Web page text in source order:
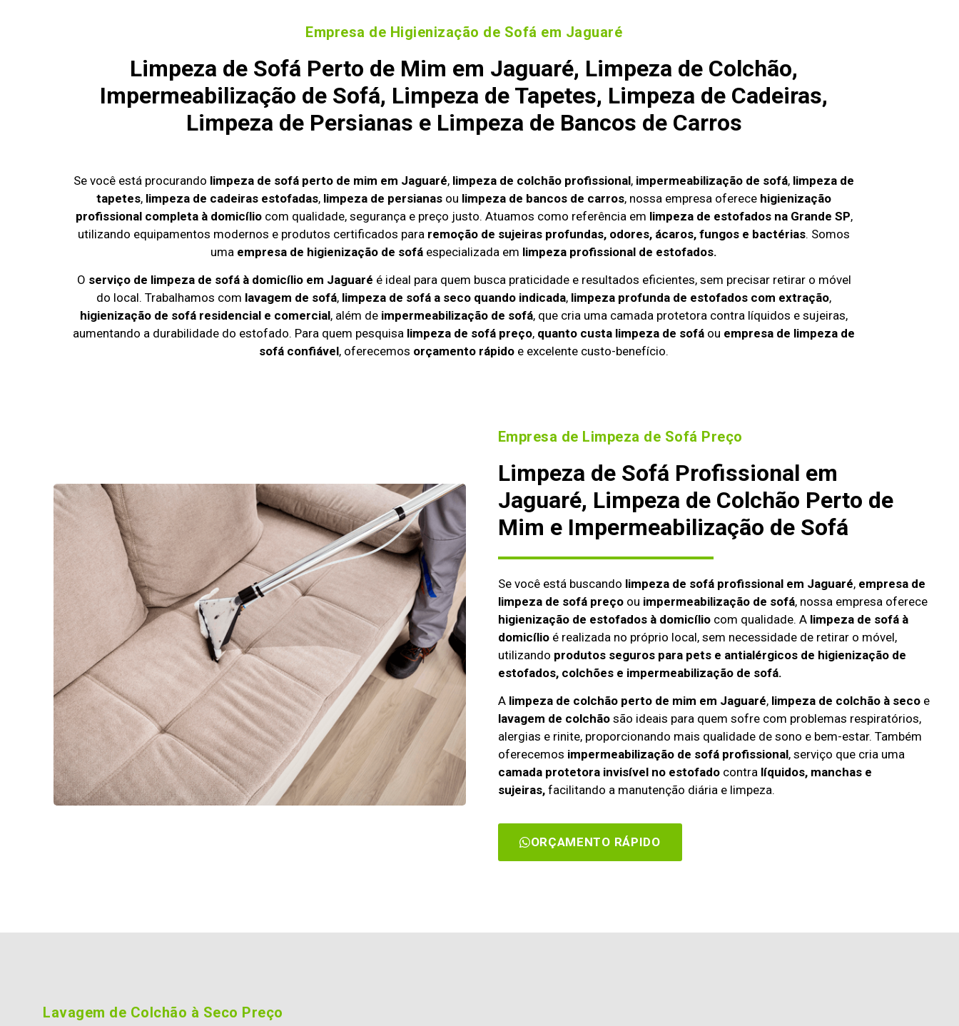
Empresa de Higienização de Sofá em Jaguaré
Limpeza de Sofá Perto de Mim em Jaguaré, Limpeza de Colchão,
Impermeabilização de Sofá, Limpeza de Tapetes, Limpeza de Cadeiras,
Limpeza de Persianas e Limpeza de Bancos de Carros
Se você está procurando limpeza de sofá perto de mim em Jaguaré, limpeza de colchão profissional, impermeabilização de sofá, limpeza de
tapetes, limpeza de cadeiras estofadas, limpeza de persianas ou limpeza de bancos de carros, nossa empresa oferece higienização
profissional completa à domicíliocom qualidade, segurança e preço justo. Atuamos como referência em limpeza de estofados na Grande SP,
utilizando equipamentos modernos e produtos certificados para remoção de sujeiras profundas, odores, ácaros, fungos e bactérias. Somos
uma empresa de higienização de sofá especializada em limpeza profissional de estofados.
O serviço de limpeza de sofá à domicílio em Jaguaré é ideal para quem busca praticidade e resultados eficientes, sem precisar retirar o móvel
do local. Trabalhamos com lavagem de sofá, limpeza de sofá a seco quando indicada, limpeza profunda de estofados com extração,
higienização de sofá residencial e comercial, além de impermeabilização de sofá, que cria uma camada protetora contra líquidos e sujeiras,
aumentando a durabilidade do estofado. Para quem pesquisa limpeza de sofá preço, quanto custa limpeza de sofá ou empresa de limpeza de
sofá confiável, oferecemos orçamento rápido e excelente custo-benefício.
Empresa de Limpeza de Sofá Preço
Limpeza de Sofá Profissional em
Jaguaré, Limpeza de Colchão Perto de
Mim e Impermeabilização de Sofá
Se você está buscando limpeza de sofá profissional em Jaguaré, empresa de
limpeza de sofá preçoou impermeabilização de sofá, nossa empresa oferece
higienização de estofados à domicíliocom qualidade. A limpeza de sofá à
domicílioé realizada no próprio local, sem necessidade de retirar o móvel,
utilizando produtos seguros para pets e antialérgicos de higienização de
estofados, colchões e impermeabilização de sofá.
A limpeza de colchão perto de mim em Jaguaré, limpeza de colchão à secoe
lavagem de colchãosão ideais para quem sofre com problemas respiratórios,
alergias e rinite, proporcionando mais qualidade de sono e bem-estar. Também
oferecemos impermeabilização de sofá profissional, serviço que cria uma
camada protetora invisível no estofadocontra líquidos, manchas e
sujeiras,facilitando a manutenção diária e limpeza.
ORÇAMENTO RÁPIDO
Lavagem de Colchão à Seco Preço